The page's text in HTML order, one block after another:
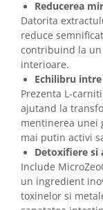
Reducerea
Datorita
reduce
contribuind la
interioare.
Echilibru
Prezenta L-
ajutand la
mentinerea unei
mai putin activi
Detoxifiere
Include
un ingredient
toxinelor si